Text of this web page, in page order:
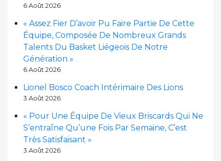
6 Août 2026
« Assez Fier D’avoir Pu Faire Partie De Cette
Équipe, Composée De Nombreux Grands
Talents Du Basket Liégeois De Notre
Génération »
6 Août 2026
Lionel Bosco Coach Intérimaire Des Lions
3 Août 2026
« Pour Une Équipe De Vieux Briscards Qui Ne
S’entraîne Qu’une Fois Par Semaine, C’est
Très Satisfaisant »
3 Août 2026